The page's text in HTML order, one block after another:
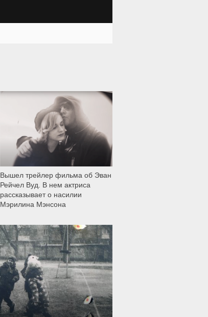
Вышел трейлер фильма об Эван
Рейчел Вуд. В нем актриса
рассказывает о насилии
Мэрилина Мэнсона